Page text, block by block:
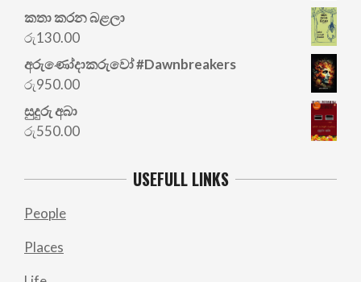
price
was:
කතා කරන බළලා
රු130.00
අරු‍ණෝදාකරුවෝ #Dawnbreakers
රු950.00
සුදුරු අබා
රු550.00
USEFULL LINKS
People
Places